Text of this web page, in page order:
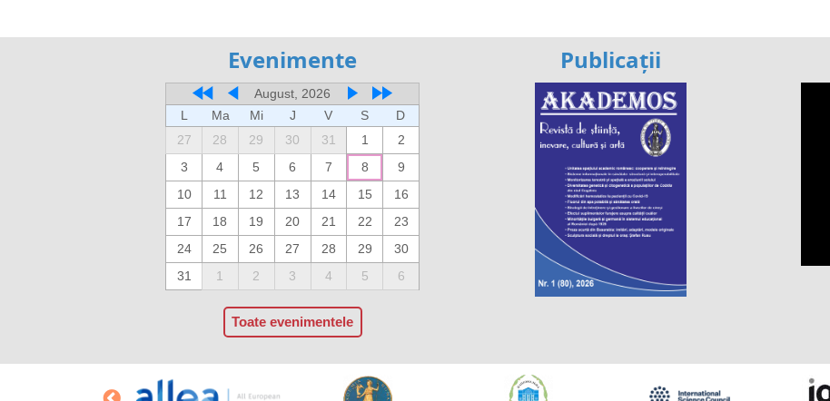
Evenimente
August, 2026
L
Ma Mi J V S
D
27
28 29 30 31 1
2
3
4 5 6 7 8
9
10
11 12 13 14 15
16
17
18 19 20 21 22
23
24
25 26 27 28 29
30
31
1 2 3 4 5 6
Toate evenimentele
Publicații